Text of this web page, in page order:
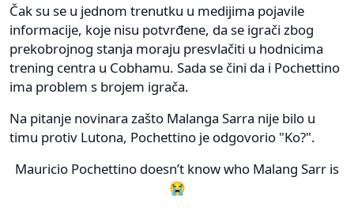
Čak su se u jednom trenutku u medijima pojavile
informacije, koje nisu potvrđene, da se igrači zbog
prekobrojnog stanja moraju presvlačiti u hodnicima
trening centra u Cobhamu. Sada se čini da i Pochettino
ima problem s brojem igrača.
Na pitanje novinara zašto Malanga Sarra nije bilo u
timu protiv Lutona, Pochettino je odgovorio "Ko?".
Mauricio Pochettino doesn’t know who Malang Sarr is
😭